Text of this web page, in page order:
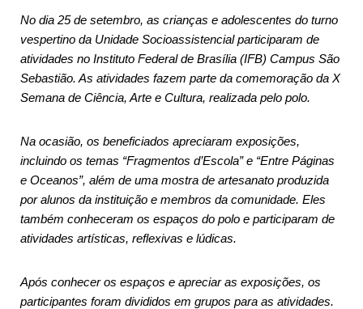
No dia 25 de setembro, as crianças e adolescentes do turno
vespertino da Unidade Socioassistencial participaram de
atividades no Instituto Federal de Brasília (IFB) Campus São
Sebastião. As atividades fazem parte da comemoração da X
Semana de Ciência, Arte e Cultura, realizada pelo polo.
Na ocasião, os beneficiados apreciaram exposições,
incluindo os temas “Fragmentos d’Escola” e “Entre Páginas
e Oceanos”, além de uma mostra de artesanato produzida
por alunos da instituição e membros da comunidade. Eles
também conheceram os espaços do polo e participaram de
atividades artísticas, reflexivas e lúdicas.
Após conhecer os espaços e apreciar as exposições, os
participantes foram divididos em grupos para as atividades.